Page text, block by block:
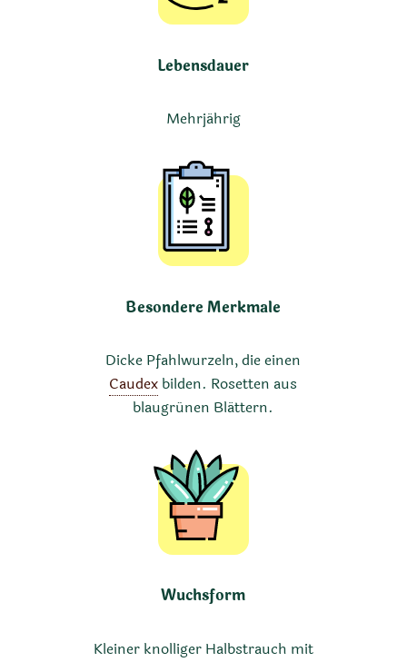
Lebensdauer
Mehrjährig
Besondere Merkmale
Dicke Pfahlwurzeln, die einen
Caudex bilden. Rosetten aus
blaugrünen Blättern.
Wuchsform
Kleiner knolliger Halbstrauch mit